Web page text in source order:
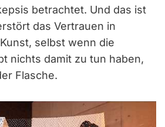
betrachtet. Und das ist
das Vertrauen in
selbst wenn die
nichts damit zu tun haben,
Flasche.